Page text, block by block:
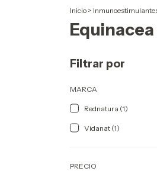
Inicio >
Filtrar por
MARCA
Rednatura (1)
Vidanat (1)
PRECIO